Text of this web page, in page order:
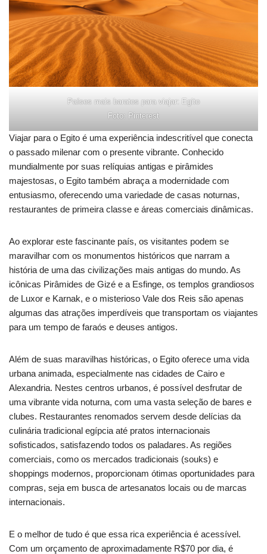
Países mais baratos para viajar: Egito
Foto: Pinterest
Viajar para o Egito é uma experiência indescritível que conecta
o passado milenar com o presente vibrante. Conhecido
mundialmente por suas relíquias antigas e pirâmides
majestosas, o Egito também abraça a modernidade com
entusiasmo, oferecendo uma variedade de casas noturnas,
restaurantes de primeira classe e áreas comerciais dinâmicas.
Ao explorar este fascinante país, os visitantes podem se
maravilhar com os monumentos históricos que narram a
história de uma das civilizações mais antigas do mundo. As
icônicas Pirâmides de Gizé e a Esfinge, os templos grandiosos
de Luxor e Karnak, e o misterioso Vale dos Reis são apenas
algumas das atrações imperdíveis que transportam os viajantes
para um tempo de faraós e deuses antigos.
Além de suas maravilhas históricas, o Egito oferece uma vida
urbana animada, especialmente nas cidades de Cairo e
Alexandria. Nestes centros urbanos, é possível desfrutar de
uma vibrante vida noturna, com uma vasta seleção de bares e
clubes. Restaurantes renomados servem desde delícias da
culinária tradicional egípcia até pratos internacionais
sofisticados, satisfazendo todos os paladares. As regiões
comerciais, como os mercados tradicionais (souks) e
shoppings modernos, proporcionam ótimas oportunidades para
compras, seja em busca de artesanatos locais ou de marcas
internacionais.
E o melhor de tudo é que essa rica experiência é acessível.
Com um orçamento de aproximadamente R$70 por dia, é